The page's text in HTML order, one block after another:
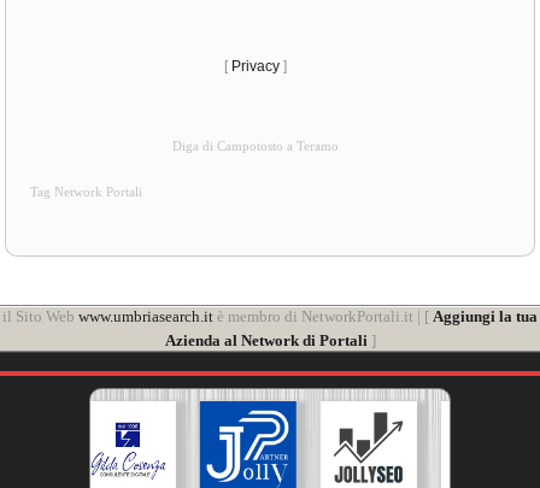
[ Privacy ]
Diga di Campotosto a Teramo
Tag Network Portali
il Sito Web www.umbriasearch.it è membro di NetworkPortali.it | [ Aggiungi la tua
Azienda al Network di Portali]